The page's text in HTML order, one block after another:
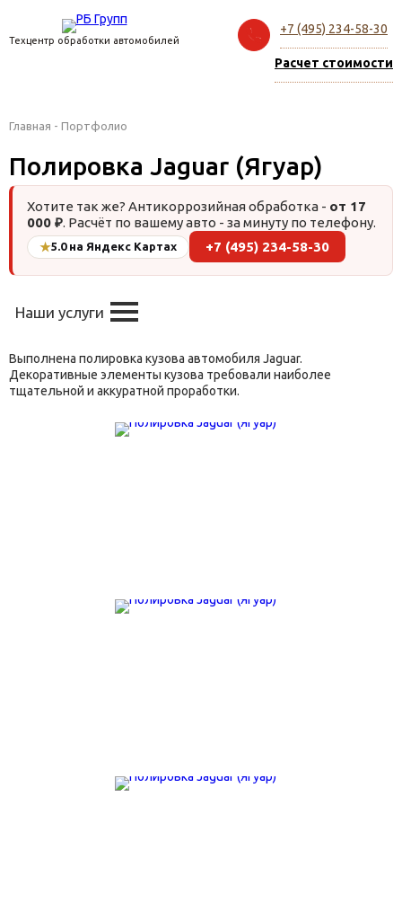
Техцентр обработки автомобилей
+7 (495) 234-58-30
Расчет стоимости
Главная - Портфолио
Полировка Jaguar (Ягуар)
Хотите так же? Антикоррозийная обработка - от 17
000 ₽. Расчёт по вашему авто - за минуту по телефону.
★5.0 на Яндекс Картах +7 (495) 234-58-30
Наши услуги
Выполнена полировка кузова автомобиля Jaguar.
Декоративные элементы кузова требовали наиболее
тщательной и аккуратной проработки.